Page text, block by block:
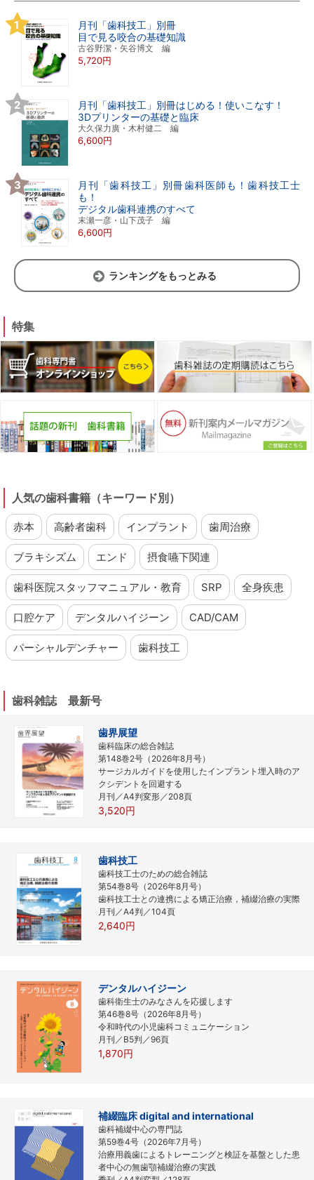
月刊「歯科技工」別冊
目で見る咬合の基礎知識
古谷野潔・矢谷博文 編
5,720円
月刊「歯科技工」別冊はじめる！使いこなす！
3Dプリンターの基礎と臨床
大久保力廣・木村健二 編
6,600円
月刊「歯科技工」別冊歯科医師も！歯科技工士
も！
デジタル歯科連携のすべて
末瀬一彦・山下茂子 編
6,600円
ランキングをもっとみる
特集
人気の歯科書籍（キーワード別）
赤本 高齢者歯科 インプラント 歯周治療
ブラキシズム エンド 摂食嚥下関連
歯科医院スタッフマニュアル・教育 SRP 全身疾患
口腔ケア デンタルハイジーン CAD/CAM
パーシャルデンチャー 歯科技工
歯科雑誌 最新号
歯界展望
歯科臨床の総合雑誌
第148巻2号（2026年8月号）
サージカルガイドを使用したインプラント埋入時のア
クシデントを回避する
月刊／A4判変形／208頁
3,520円
歯科技工
歯科技工士のための総合雑誌
第54巻8号（2026年8月号）
歯科技工士との連携による矯正治療，補綴治療の実際
月刊／A4判／104頁
2,640円
デンタルハイジーン
歯科衛生士のみなさんを応援します
第46巻8号（2026年8月号）
令和時代の小児歯科コミュニケーション
月刊／B5判／96頁
1,870円
補綴臨床 digital and international
歯科補綴中心の専門誌
第59巻4号（2026年7月号）
治療用義歯によるトレーニングと検証を基盤とした患
者中心の無歯顎補綴治療の実践